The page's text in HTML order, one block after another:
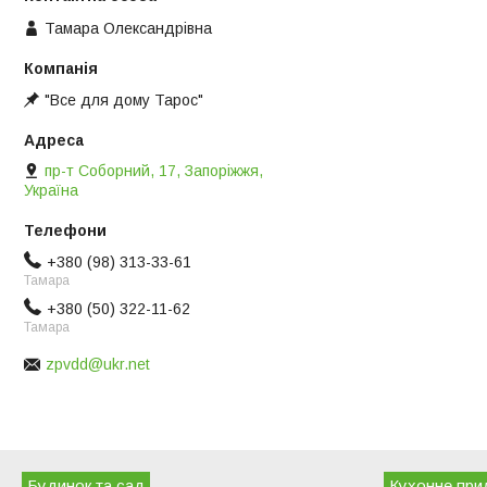
Тамара Олександрівна
"Все для дому Тарос"
пр-т Соборний, 17, Запоріжжя,
Україна
+380 (98) 313-33-61
Тамара
+380 (50) 322-11-62
Тамара
zpvdd@ukr.net